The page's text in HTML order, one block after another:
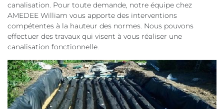
canalisation. Pour toute demande, notre équipe chez
AMEDEE William vous apporte des interventions
compétentes à la hauteur des normes. Nous pouvons
effectuer des travaux qui visent à vous réaliser une
canalisation fonctionnelle.